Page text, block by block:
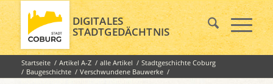
DIGITALES
STADTGEDÄCHTNIS
Startseite / Artikel A-Z / alle Artikel / Stadtgeschichte Coburg
/ Baugeschichte / Verschwundene Bauwerke /
Marienzimmer (nicht mehr vorhanden)